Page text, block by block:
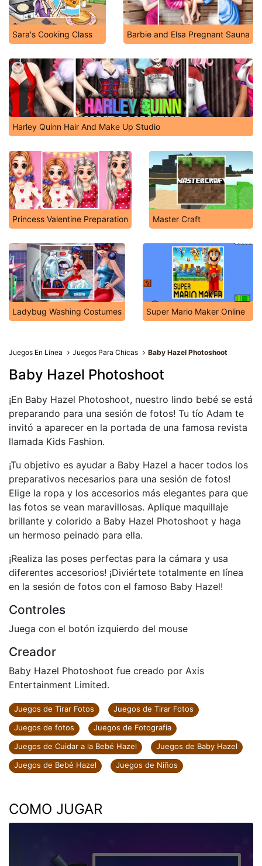
Sara's Cooking Class Barbie and Elsa Pregnant Sauna
Harley Quinn Hair And Make Up Studio
Princess Valentine Preparation Master Craft
Ladybug Washing Costumes Super Mario Maker Online
Juegos En Línea Juegos Para Chicas Baby Hazel Photoshoot
Baby Hazel Photoshoot
¡En Baby Hazel Photoshoot, nuestro lindo bebé se está
preparando para una sesión de fotos! Tu tío Adam te
invitó a aparecer en la portada de una famosa revista
llamada Kids Fashion.
¡Tu objetivo es ayudar a Baby Hazel a hacer todos los
preparativos necesarios para una sesión de fotos!
Elige la ropa y los accesorios más elegantes para que
las fotos se vean maravillosas. Aplique maquillaje
brillante y colorido a Baby Hazel Photoshoot y haga
un hermoso peinado para ella.
¡Realiza las poses perfectas para la cámara y usa
diferentes accesorios! ¡Diviértete totalmente en línea
en la sesión de fotos con el famoso Baby Hazel!
Controles
Juega con el botón izquierdo del mouse
Creador
Baby Hazel Photoshoot fue creado por Axis
Entertainment Limited.
Juegos de Tirar Fotos
Juegos de Tirar Fotos
Juegos de fotos
Juegos de Fotografía
Juegos de Cuidar a la Bebé Hazel
Juegos de Baby Hazel
Juegos de Bebé Hazel
Juegos de Niños
COMO JUGAR